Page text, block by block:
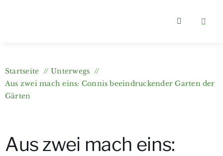
Toggle
Kategorien
Startseite
Unterwegs
Aus zwei mach eins: Connis beeindruckender Garten der
Gärten
Aus zwei mach eins: